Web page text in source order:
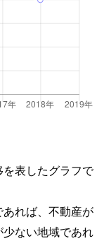
表したグラフで
れば、不動産が
ない地域であれ